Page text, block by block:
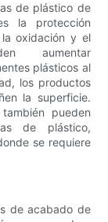
de plástico de
la protección
oxidación y el
aumentar
plásticos al
los productos
la superficie.
pueden
de plástico,
se requiere
de acabado de